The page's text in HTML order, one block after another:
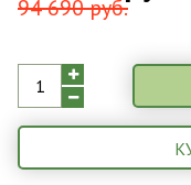
94 690 руб.